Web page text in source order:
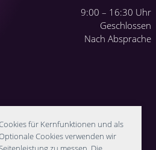
für Kernfunktionen und als
Cookies verwenden wir
9:00 – 16:30 Uhr
Geschlossen
Nach Absprache